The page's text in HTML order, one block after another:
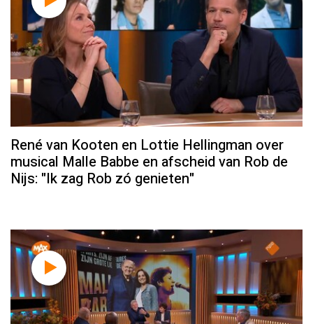
René van Kooten en Lottie Hellingman over
musical Malle Babbe en afscheid van Rob de
Nijs: "Ik zag Rob zó genieten"